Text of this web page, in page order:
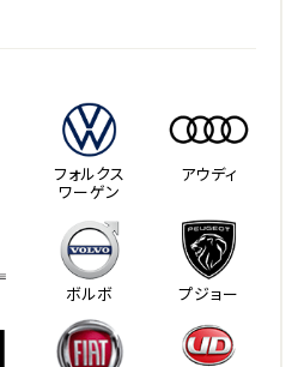
フォルクス
ワーゲン
アウディ
ボルボ プジョー